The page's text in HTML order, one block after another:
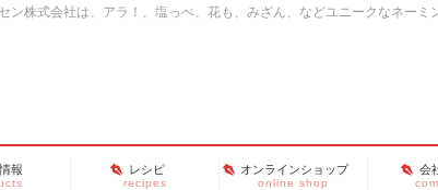
ン株式会社は、アラ！、塩っぺ、花も、みざん、などユニークなネーミ
報 レシピ
recipes
オンラインショップ
online shop
会